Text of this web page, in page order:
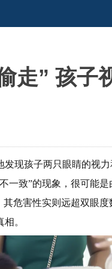
走” 孩子
现孩子两只眼睛的视
一致”的现象，很可能
危害性实则远超双眼
。